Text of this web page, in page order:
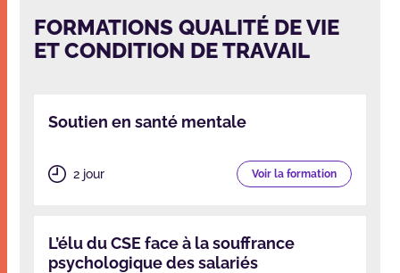
FORMATIONS QUALITÉ DE VIE
ET CONDITION DE TRAVAIL
Soutien en santé mentale
2 jour Voir la formation
L’élu du CSE face à la souffrance
psychologique des salariés